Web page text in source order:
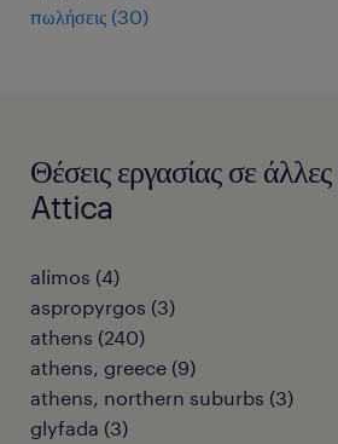
πωλήσεις (30)
Θέσεις εργασίας σε
Attica
alimos (4)
aspropyrgos (3)
athens (240)
athens, greece (9)
athens, northern suburbs (3)
glyfada (3)